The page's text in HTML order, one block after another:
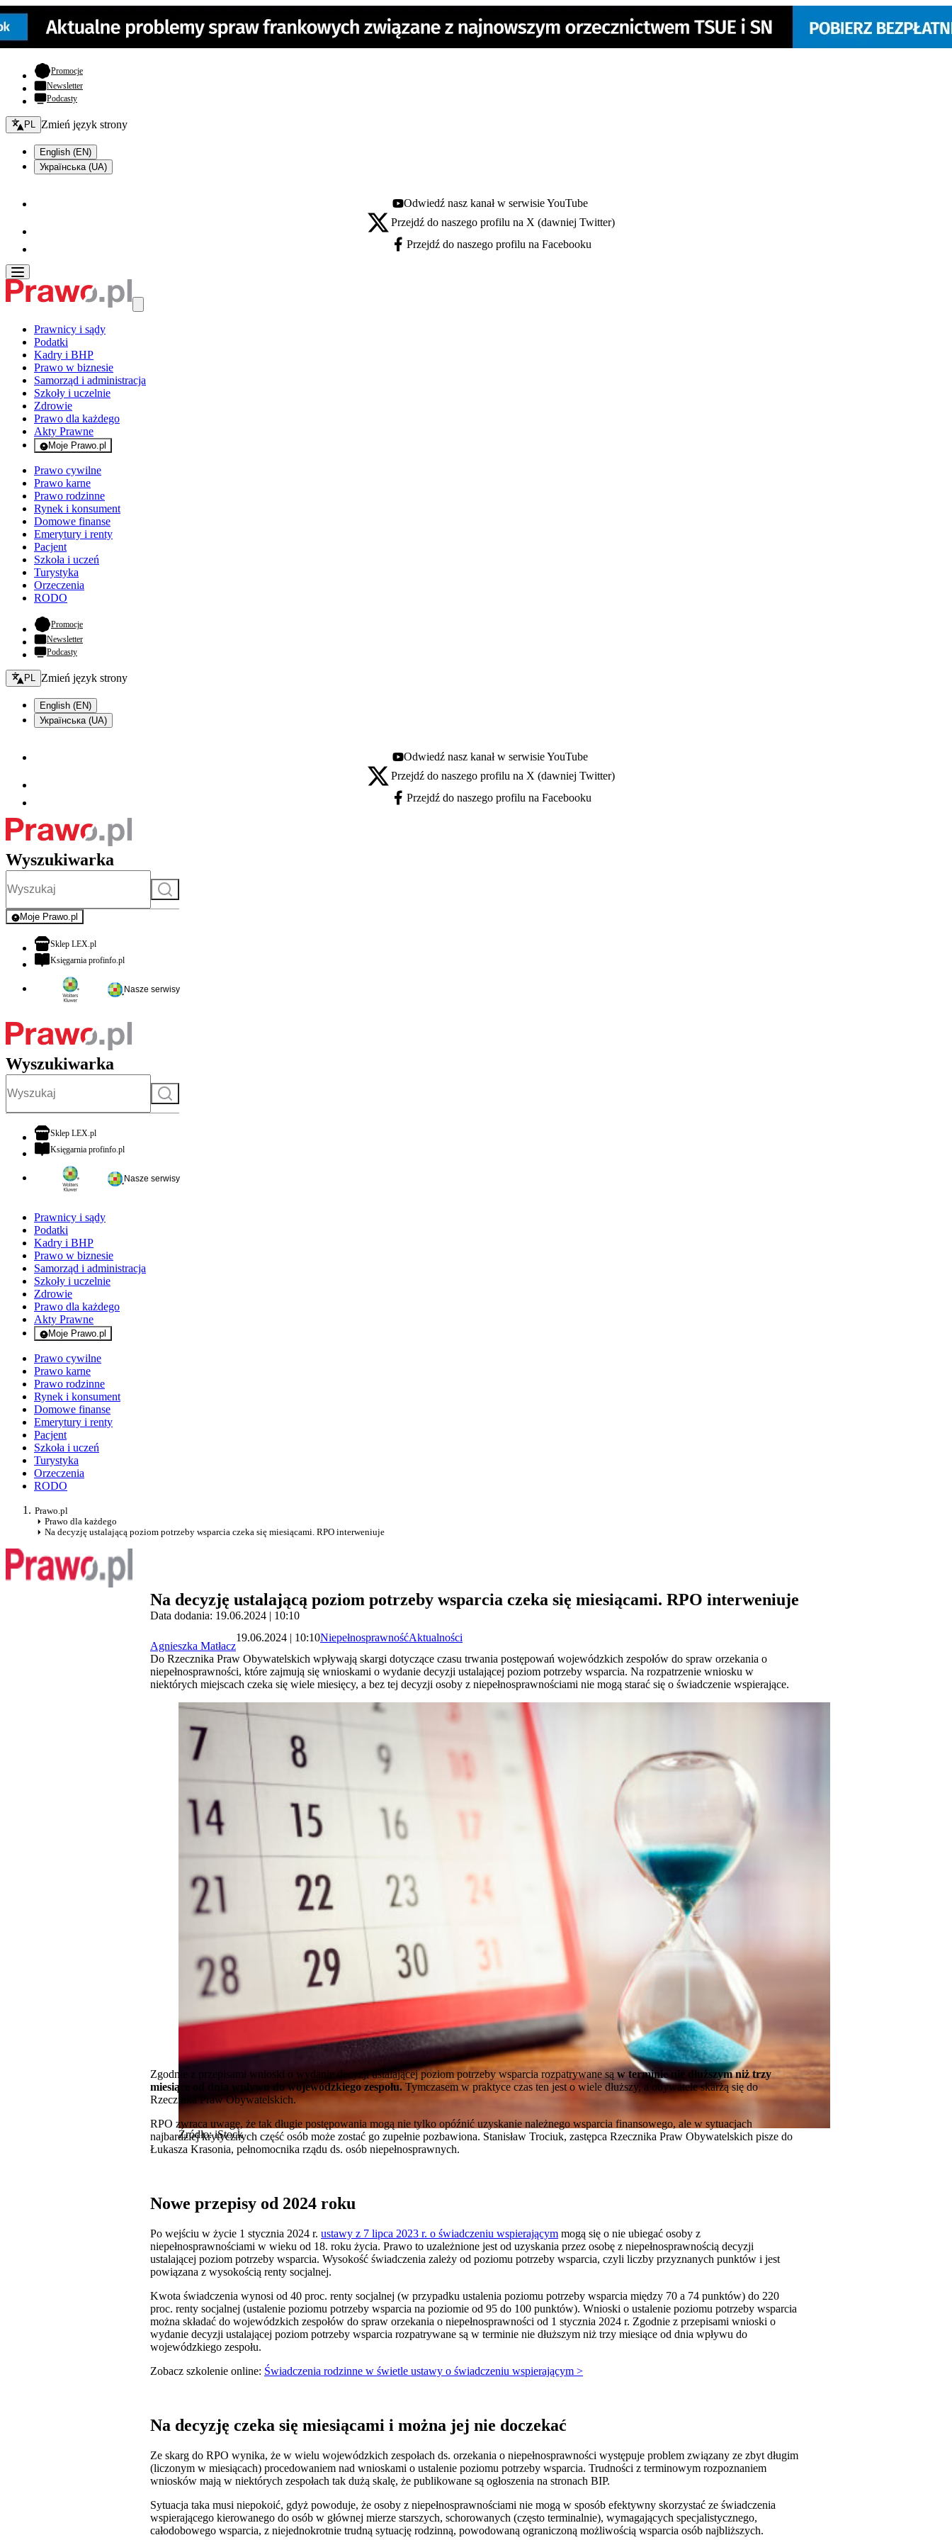
Promocje- otwiera się w nowej karcie
Newsletter
Podcasty
Zmień język - bieżący:
PL Zmień język strony
English (EN)
Українська (UA)
Youtube - otwiera się w nowej karcie
Odwiedź nasz kanał w serwisie YouTube
X - otwiera się w nowej karcie
Przejdź do naszego profilu na X (dawniej Twitter)
Facebook - otwiera się w nowej karcie
Przejdź do naszego profilu na Facebooku
Prawnicy i sądy
Podatki
Kadry i BHP
Prawo w biznesie
Samorząd i administracja
Szkoły i uczelnie
Zdrowie
Prawo dla każdego
Akty Prawne
Moje Prawo.pl
- rejestracja i logowanie do serwisu
Prawo cywilne
Prawo karne
Prawo rodzinne
Rynek i konsument
Domowe finanse
Emerytury i renty
Pacjent
Szkoła i uczeń
Turystyka
Orzeczenia
RODO
Promocje- otwiera się w nowej karcie
Newsletter
Podcasty
Zmień język - bieżący:
PL Zmień język strony
English (EN)
Українська (UA)
Youtube - otwiera się w nowej karcie
Odwiedź nasz kanał w serwisie YouTube
X - otwiera się w nowej karcie
Przejdź do naszego profilu na X (dawniej Twitter)
Facebook - otwiera się w nowej karcie
Przejdź do naszego profilu na Facebooku
Wyszukiwarka
Szukaj
Moje Prawo.pl
- rejestracja i logowanie do serwisu
Sklep LEX.plotwiera się w nowej karcie
Księgarnia profinfo.plotwiera się w nowej karcie
Nasze serwisy
Wyszukiwarka
Szukaj
Sklep LEX.plotwiera się w nowej karcie
Księgarnia profinfo.plotwiera się w nowej karcie
Nasze serwisy
Prawnicy i sądy
Podatki
Kadry i BHP
Prawo w biznesie
Samorząd i administracja
Szkoły i uczelnie
Zdrowie
Prawo dla każdego
Akty Prawne
Moje Prawo.pl
- rejestracja i logowanie do serwisu
Prawo cywilne
Prawo karne
Prawo rodzinne
Rynek i konsument
Domowe finanse
Emerytury i renty
Pacjent
Szkoła i uczeń
Turystyka
Orzeczenia
RODO
Prawo.pl
Prawo dla każdego
Na decyzję ustalającą poziom potrzeby wsparcia czeka się miesiącami. RPO interweniuje
Na decyzję ustalającą poziom potrzeby wsparcia czeka się miesiącami. RPO interweniuje
Data dodania: 19.06.2024 | 10:10
Agnieszka Matłacz
19.06.2024 | 10:10NiepełnosprawnośćAktualności
Do Rzecznika Praw Obywatelskich wpływają skargi dotyczące czasu trwania postępowań wojewódzkich zespołów do spraw orzekania o
niepełnosprawności, które zajmują się wnioskami o wydanie decyzji ustalającej poziom potrzeby wsparcia. Na rozpatrzenie wniosku w
niektórych miejscach czeka się wiele miesięcy, a bez tej decyzji osoby z niepełnosprawnościami nie mogą starać się o świadczenie wspierające.
Źródło: iStock
Zgodnie z przepisami wnioski o wydanie decyzji ustalającej poziom potrzeby wsparcia rozpatrywane są w terminie nie dłuższym niż trzy
miesiące od dnia wpływu do wojewódzkiego zespołu. Tymczasem w praktyce czas ten jest o wiele dłuższy, a obywatele skarżą się do
Rzecznika Praw Obywatelskich.
RPO zwraca uwagę, że tak długie postępowania mogą nie tylko opóźnić uzyskanie należnego wsparcia finansowego, ale w sytuacjach
najbardziej krytycznych część osób może zostać go zupełnie pozbawiona. Stanisław Trociuk, zastępca Rzecznika Praw Obywatelskich pisze do
Łukasza Krasonia, pełnomocnika rządu ds. osób niepełnosprawnych.
Nowe przepisy od 2024 roku
Po wejściu w życie 1 stycznia 2024 r. ustawy z 7 lipca 2023 r. o świadczeniu wspierającym mogą się o nie ubiegać osoby z
niepełnosprawnościami w wieku od 18. roku życia. Prawo to uzależnione jest od uzyskania przez osobę z niepełnosprawnością decyzji
ustalającej poziom potrzeby wsparcia. Wysokość świadczenia zależy od poziomu potrzeby wsparcia, czyli liczby przyznanych punktów i jest
powiązana z wysokością renty socjalnej.
Kwota świadczenia wynosi od 40 proc. renty socjalnej (w przypadku ustalenia poziomu potrzeby wsparcia między 70 a 74 punktów) do 220
proc. renty socjalnej (ustalenie poziomu potrzeby wsparcia na poziomie od 95 do 100 punktów). Wnioski o ustalenie poziomu potrzeby wsparcia
można składać do wojewódzkich zespołów do spraw orzekania o niepełnosprawności od 1 stycznia 2024 r. Zgodnie z przepisami wnioski o
wydanie decyzji ustalającej poziom potrzeby wsparcia rozpatrywane są w terminie nie dłuższym niż trzy miesiące od dnia wpływu do
wojewódzkiego zespołu.
Zobacz szkolenie online: Świadczenia rodzinne w świetle ustawy o świadczeniu wspierającym >
Na decyzję czeka się miesiącami i można jej nie doczekać
Ze skarg do RPO wynika, że w wielu wojewódzkich zespołach ds. orzekania o niepełnosprawności występuje problem związany ze zbyt długim
(liczonym w miesiącach) procedowaniem nad wnioskami o ustalenie poziomu potrzeby wsparcia. Trudności z terminowym rozpoznaniem
wniosków mają w niektórych zespołach tak dużą skalę, że publikowane są ogłoszenia na stronach BIP.
Sytuacja taka musi niepokoić, gdyż powoduje, że osoby z niepełnosprawnościami nie mogą w sposób efektywny skorzystać ze świadczenia
wspierającego kierowanego do osób w głównej mierze starszych, schorowanych (często terminalnie), wymagających specjalistycznego,
całodobowego wsparcia, z niejednokrotnie trudną sytuację rodzinną, powodowaną ograniczoną możliwością wsparcia osób najbliższych.